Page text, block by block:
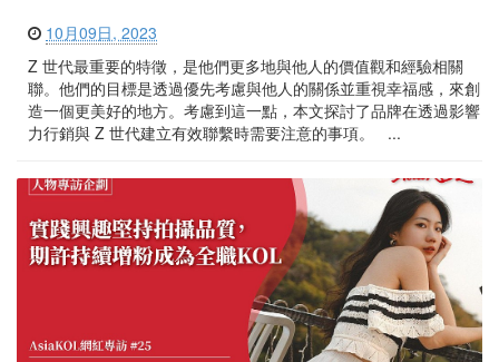
10月09日, 2023
Z 世代最重要的特徵，是他們更多地與他人的價值觀和經驗相關
聯。他們的目標是透過優先考慮與他人的關係並重視幸福感，來創
造一個更美好的地方。考慮到這一點，本文探討了品牌在透過影響
力行銷與 Z 世代建立有效聯繫時需要注意的事項。 ...